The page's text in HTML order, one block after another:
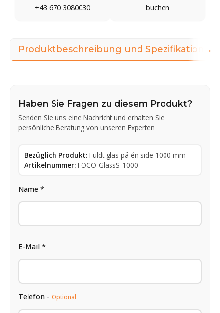
+43 670 3080030
buchen
Produktbeschreibung und Spezifikationen
Haben Sie Fragen zu diesem Produkt?
Senden Sie uns eine Nachricht und erhalten Sie
persönliche Beratung von unseren Experten
Bezüglich Produkt: Fuldt glas på én side 1000 mm
Artikelnummer: FOCO-GlassS-1000
Name *
E-Mail *
Telefon - Optional
→